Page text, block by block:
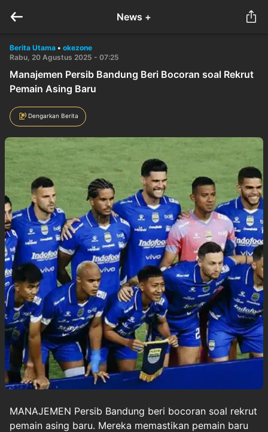
News +
Berita Utama • okezone
Rabu, 20 Agustus 2025 - 07:25
Manajemen Persib Bandung Beri Bocoran soal Rekrut
Pemain Asing Baru
Dengarkan Berita
MANAJEMEN Persib Bandung beri bocoran soal rekrut
pemain asing baru. Mereka memastikan pemain baru